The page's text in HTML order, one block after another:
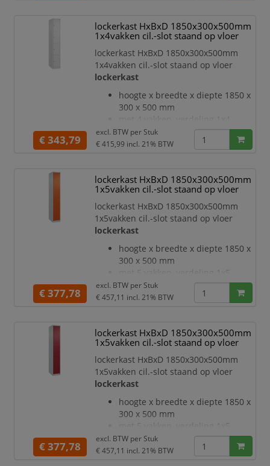
Elke deur is standaard uitgerust
met een systeem voor gedempte
sluiting
Hoge stabiliteit en torsiestijfheid
dankzij materiaalversterking op
belangrijke punten en de
geavanceerde BIONIC Steel
Frame-structuur bestaande uit
vouwen, steunen en tusse
lockerkast HxBxD 1850x300x500mm
1x4vakken cil.-slot staand op vloer
lockerkast HxBxD 1850x300x500mm
1x4vakken cil.-slot staand op vloer
lockerkast
hoogte x breedte x diepte 1850 x
300 x 500 mm
met 4 vakken, verdeling 1x4
deuraanslag rechts
deuropeningshoek 110 °
binnenliggende penscharnieren
Elke deur is standaard uitgerust
met een systeem voor gedempte
sluiting
Hoge stabiliteit en torsiestijfheid
belangrijke punten en de
geavanceerde
€ 343,79
excl. BTW per Stuk
€ 415,99 incl. 21% BTW
lockerkast HxBxD 1850x300x500mm
1x5vakken cil.-slot staand op vloer
lockerkast HxBxD 1850x300x500mm
1x5vakken cil.-slot staand op vloer
lockerkast
hoogte x breedte x diepte 1850 x
300 x 500 mm
met 5 vakken, verdeling 1x5
deuraanslag rechts
deuropeningshoek 110 °
binnenliggende penscharnieren
Elke deur is standaard uitgerust
met een systeem voor gedempte
sluiting
Hoge stabiliteit en torsiestijfheid
belangrijke punten en de
geavanceerde
€ 377,78
excl. BTW per Stuk
€ 457,11 incl. 21% BTW
lockerkast HxBxD 1850x300x500mm
1x5vakken cil.-slot staand op vloer
lockerkast HxBxD 1850x300x500mm
1x5vakken cil.-slot staand op vloer
lockerkast
hoogte x breedte x diepte 1850 x
300 x 500 mm
met 5 vakken, verdeling 1x5
deuraanslag rechts
deuropeningshoek 110 °
€ 377,78
excl. BTW per Stuk
€ 457,11 incl. 21% BTW